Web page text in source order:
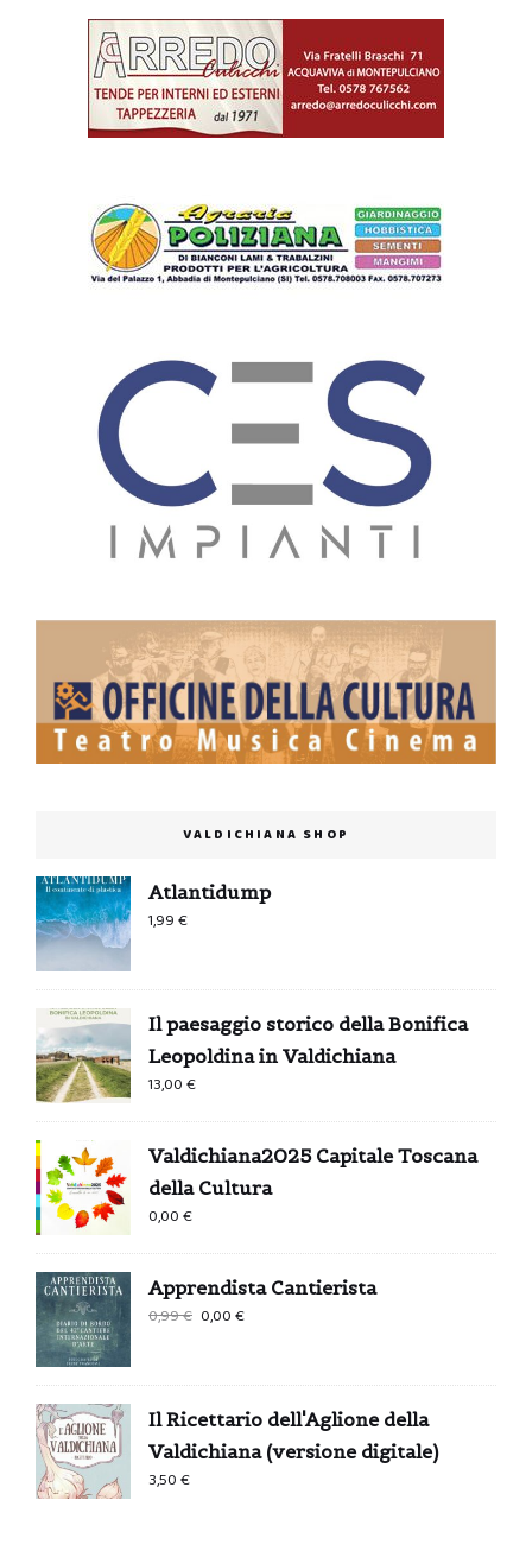
VALDICHIANA SHOP
Atlantidump
1,99€
Il paesaggio storico della Bonifica
Leopoldina in Valdichiana
13,00€
Valdichiana2025 Capitale Toscana
della Cultura
0,00€
Apprendista Cantierista
0,99€
era:
0,99 €.
0,00€
è:
0,00 €.
Il Ricettario dell'Aglione della
Valdichiana (versione digitale)
3,50€